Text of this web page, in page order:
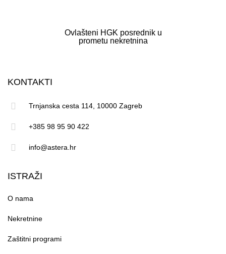
Ovlašteni HGK posrednik u
prometu nekretnina
KONTAKTI
Trnjanska cesta 114, 10000 Zagreb
+385 98 95 90 422
info@astera.hr
ISTRAŽI
O nama
Nekretnine
Zaštitni programi